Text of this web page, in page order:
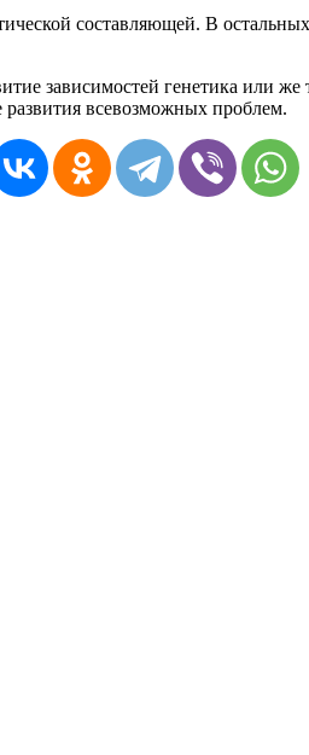
составляющей. В
зависимостей генетика или
всевозможных проблем.